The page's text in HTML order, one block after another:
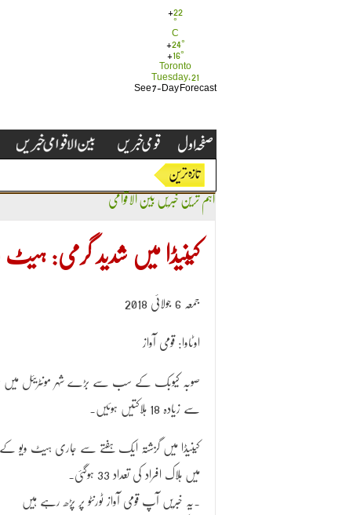
+22
°
C
+24°
+ 16°
Toronto
Tuesday, 21
See 7-Day Forecast
اہم ترین خبریں بین الاقوامی
کینیڈا میں شدید گرمی: ہیٹ ویو
جمعہ 6 جولائی 2018
اوٹاوا: قومی آواز
صوبہ کیوبک کے سب سے بڑے شہر مونٹریئل
سے زیادہ 18 ہلاکتیں ہوئیں۔
میں ہلاک افراد کی تعداد 33 ہوگئی۔